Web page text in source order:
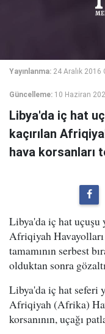
Yayınlanma: 24 Aralık
Güncelleme: 10 Haziran
Libya'da iç hat
kaçırılan
hava korsanları
Libya'da iç hat uçuşu
Afriqiyah
tamamının serbest
olduktan sonra
Libya'da iç hat seferi
Afriqiyah (Afrika)
korsanının, uçağı